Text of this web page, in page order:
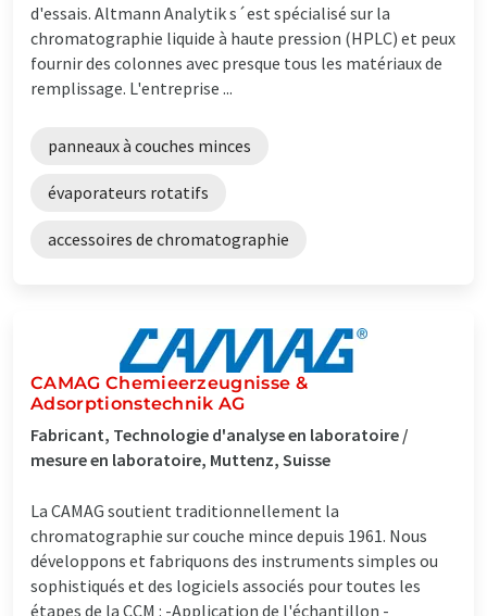
d'essais. Altmann Analytik s´est spécialisé sur la
chromatographie liquide à haute pression (HPLC) et peux
fournir des colonnes avec presque tous les matériaux de
remplissage. L'entreprise ...
panneaux à couches minces
évaporateurs rotatifs
accessoires de chromatographie
CAMAG Chemieerzeugnisse &
Adsorptionstechnik AG
Fabricant, Technologie d'analyse en laboratoire /
mesure en laboratoire, Muttenz, Suisse
La CAMAG soutient traditionnellement la
chromatographie sur couche mince depuis 1961. Nous
développons et fabriquons des instruments simples ou
sophistiqués et des logiciels associés pour toutes les
étapes de la CCM : -Application de l'échantillon -